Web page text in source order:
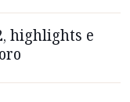
highlights e